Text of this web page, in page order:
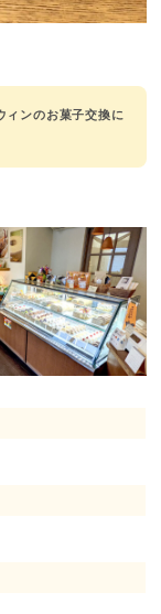
ィンのお菓子交換に